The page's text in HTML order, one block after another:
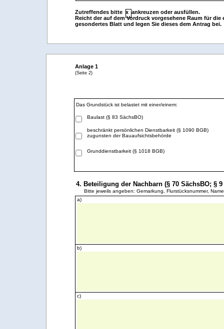
Zutreffendes bitte x ankreuzen oder ausfüllen.
Reicht der auf dem Vordruck vorgesehene Raum für
gesondertes Blatt und legen Sie dieses dem Antrag bei.
(Seite 2)
4. Beteiligung der Nachbarn (§ 70 SächsBO; §
Bitte jeweils angeben: Gemarkung, Flurstücksnummer,
a)
b)
c)
Anlage 1
Das Grundstück ist belastet mit einer/einem:
Baulast (§ 83 SächsBO)
beschränkt persönlichen Dienstbarkeit (§ 1090 BGB)
zugunsten der Bauaufsichtsbehörde
Grunddienstbarkeit (§ 1018 BGB)